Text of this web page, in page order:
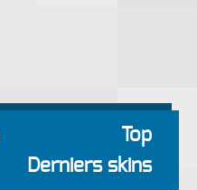
Top
Derniers skins